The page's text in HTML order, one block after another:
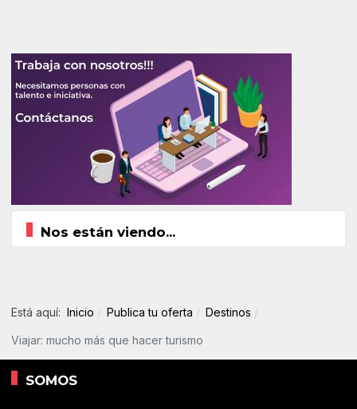
Nos están viendo...
Está aquí: Inicio Publica tu oferta Destinos
Viajar: mucho más que hacer turismo
SOMOS